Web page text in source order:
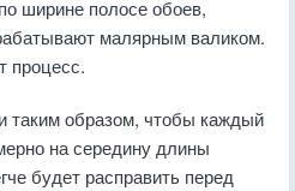
ширине полосе обоев,
малярным валиком.
процесс.
таким образом, чтобы каждый
на середину длины
будет расправить перед